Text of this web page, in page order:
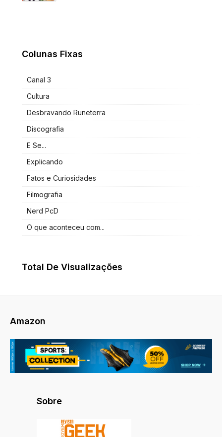
Colunas Fixas
Canal 3
Cultura
Desbravando Runeterra
Discografia
E Se...
Explicando
Fatos e Curiosidades
Filmografia
Nerd PcD
O que aconteceu com...
Total De Visualizações
Amazon
Sobre